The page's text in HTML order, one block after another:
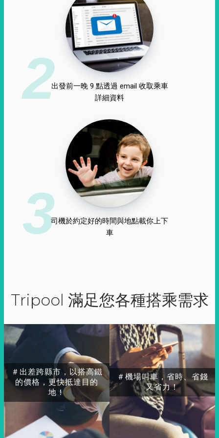
2出發前一晚 9 點透過 email 收取乘車
詳細資料
3司機於約定好的時間與地點載你上下
車
Tripool 滿足您各種搭乘需求
＃出差跨縣市，以搭高鐵
的價格，更快抵達目的
地！
＃機場叫車，省時、省錢
又省力！